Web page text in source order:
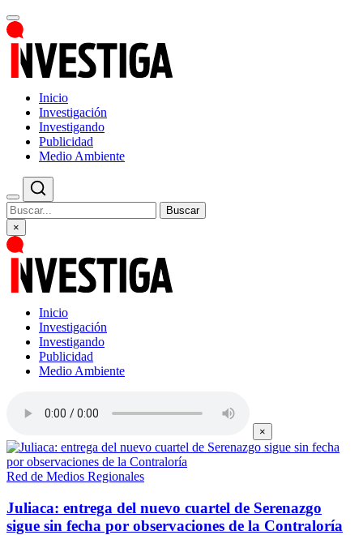
Inicio
Investigación
Investigando
Publicidad
Medio Ambiente
Buscar
×
Inicio
Investigación
Investigando
Publicidad
Medio Ambiente
×
Red de Medios Regionales
Juliaca: entrega del nuevo cuartel de Serenazgo
sigue sin fecha por observaciones de la Contraloría